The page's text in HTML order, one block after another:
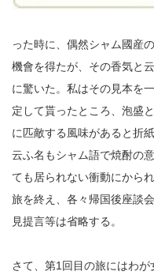
った時に、偶然シャム國産
機會を得たが、その香気と
に驚いた。私はその見本を
定して貰ったところ、泡盛
に匹敵する風味があると折
云ふ名もシャム語で焼酎の
ても居られない衝動にから
旅を終え、各々帰国後座談
見提言等は省略する。
さて、第1回目の旅にはわ